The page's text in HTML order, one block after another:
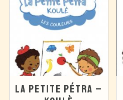
LA PETITE PÉTRA –